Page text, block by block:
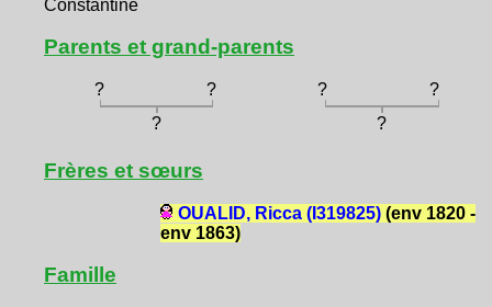
Constantine
Parents et grand-parents
? ? ?
?
?
?
Frères et sœurs
OUALID, Ricca (I319825)(env 1820 -
env 1863)
Famille